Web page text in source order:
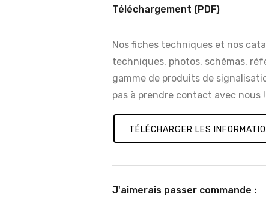
Téléchargement (PDF)
Nos fiches techniques et nos
techniques, photos, schémas,
gamme de produits de
pas à prendre contact avec nous !
TÉLÉCHARGER LES
J'aimerais passer commande :